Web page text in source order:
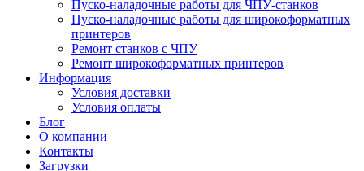
Пуско-наладочные работы для ЧПУ-станков
Пуско-наладочные работы для широкоформатных
принтеров
Ремонт станков с ЧПУ
Ремонт широкоформатных принтеров
Информация
Условия доставки
Условия оплаты
Блог
О компании
Контакты
Загрузки